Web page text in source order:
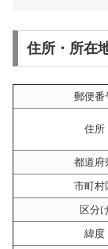
住所・所在
郵便番
住所
都道府
市町村
区分
緯度